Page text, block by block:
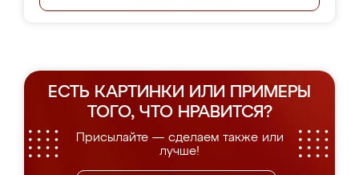
ЕСТЬ КАРТИНКИ ИЛИ ПРИМЕРЫ
ТОГО, ЧТО НРАВИТСЯ?
Присылайте — сделаем также или
лучше!